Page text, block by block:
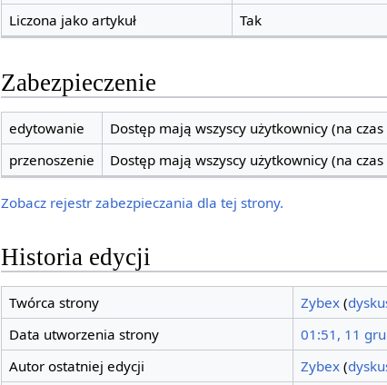
Liczona jako artykuł
Tak
Zabezpieczenie
edytowanie
Dostęp mają wszyscy użytkownicy (na
przenoszenie
Dostęp mają wszyscy użytkownicy (na
Zobacz rejestr zabezpieczania dla tej strony.
Historia edycji
Twórca strony Zybex (
Data utworzenia strony
01:51, 11
Autor ostatniej edycji
Zybex (